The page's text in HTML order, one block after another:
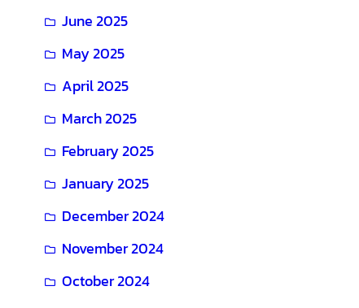
June 2025
May 2025
April 2025
March 2025
February 2025
January 2025
December 2024
November 2024
October 2024